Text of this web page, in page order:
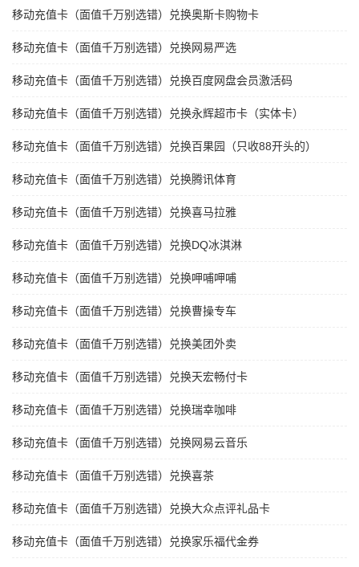
移动充值卡（面值千万别选错）兑换奥斯卡购物卡
移动充值卡（面值千万别选错）兑换网易严选
移动充值卡（面值千万别选错）兑换百度网盘会员激活码
移动充值卡（面值千万别选错）兑换永辉超市卡（实体卡）
移动充值卡（面值千万别选错）兑换百果园（只收88开头的）
移动充值卡（面值千万别选错）兑换腾讯体育
移动充值卡（面值千万别选错）兑换喜马拉雅
移动充值卡（面值千万别选错）兑换DQ冰淇淋
移动充值卡（面值千万别选错）兑换呷哺呷哺
移动充值卡（面值千万别选错）兑换曹操专车
移动充值卡（面值千万别选错）兑换美团外卖
移动充值卡（面值千万别选错）兑换天宏畅付卡
移动充值卡（面值千万别选错）兑换瑞幸咖啡
移动充值卡（面值千万别选错）兑换网易云音乐
移动充值卡（面值千万别选错）兑换喜茶
移动充值卡（面值千万别选错）兑换大众点评礼品卡
移动充值卡（面值千万别选错）兑换家乐福代金券